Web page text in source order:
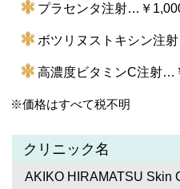
プラセンタ注射…￥
ボツリヌストキシン注
高濃度ビタミンC注射…
※価格はすべて税不明
クリニック名
AKIKO HIRAMATSU Skin